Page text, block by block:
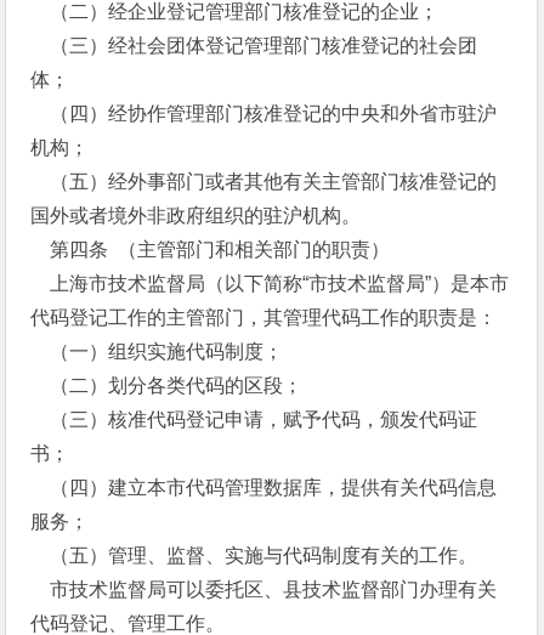
（二）经企业登记管理部门核准登记的企业；
（三）经社会团体登记管理部门核准登记的社会团
体；
（四）经协作管理部门核准登记的中央和外省市驻沪
机构；
（五）经外事部门或者其他有关主管部门核准登记的
国外或者境外非政府组织的驻沪机构。
第四条 （主管部门和相关部门的职责）
上海市技术监督局（以下简称“市技术监督局”）是本市
代码登记工作的主管部门，其管理代码工作的职责是：
（一）组织实施代码制度；
（二）划分各类代码的区段；
（三）核准代码登记申请，赋予代码，颁发代码证
书；
（四）建立本市代码管理数据库，提供有关代码信息
服务；
（五）管理、监督、实施与代码制度有关的工作。
市技术监督局可以委托区、县技术监督部门办理有关
代码登记、管理工作。